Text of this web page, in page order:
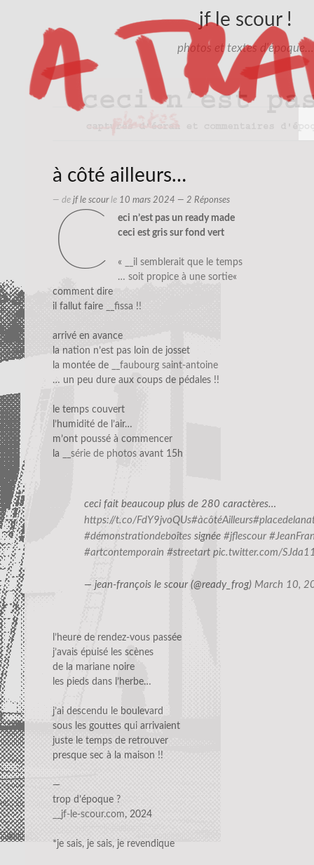
jf le scour !
photos et textes d'époque…
à côté ailleurs…
— de jf le scourle 10 mars 2024 — 2 Réponses
c
eci n’est pas un ready made
ceci est gris sur fond vert
«
__il semblerait que le temps
… soit propice à une sortie«
comment dire
il fallut faire
__fissa !!
arrivé en avance
la nation n’est pas loin de josset
la montée de
__faubourg saint-antoine
… un peu dure aux coups de pédales !!
le temps couvert
l’humidité de l’air…
m’ont poussé à commencer
la
__série de photos avant 15h
ceci fait beaucoup plus de 280 caractères…
https://t.co/FdY9jvoQUs#àcôtéAilleurs
#démonstrationdeboîtes signée #jflescour
#artcontemporain #streetart pic.twitter.com/
— jean-françois le scour (@ready_frog) March 10,
l’heure de rendez-vous passée
j’avais épuisé les scènes
de la mariane noire
les pieds dans l’herbe…
j’ai descendu le boulevard
sous les gouttes qui arrivaient
juste le temps de retrouver
presque sec à la maison !!
—
trop d’époque ?
__jf-le-scour.com, 2024
*je sais, je sais, je revendique